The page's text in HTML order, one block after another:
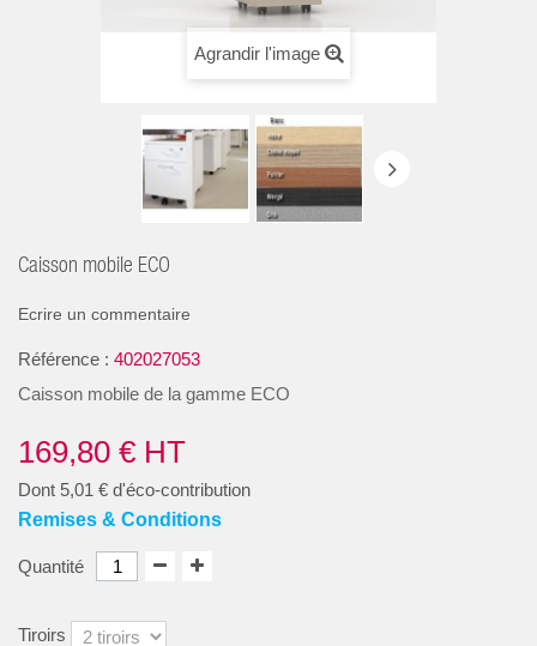
Agrandir l'image
Caisson mobile ECO
Ecrire un commentaire
Référence : 402027053
Caisson mobile de la gamme ECO
169,80 € HT
Dont 5,01 € d'éco-contribution
Remises & Conditions
Quantité
Tiroirs